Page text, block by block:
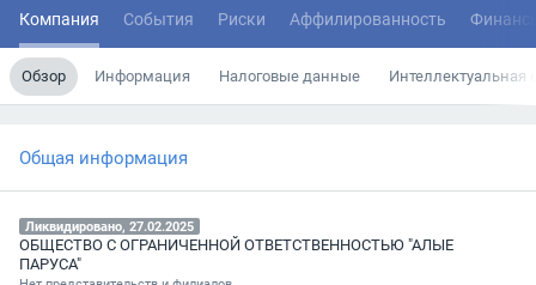
Компания События Риски Аффилированность
Обзор Информация Налоговые данные Интеллектуальная
Общая информация
Ликвидировано, 27.02.2025
ОБЩЕСТВО С ОГРАНИЧЕННОЙ ОТВЕТСТВЕННОСТЬЮ "АЛЫЕ
ПАРУСА"